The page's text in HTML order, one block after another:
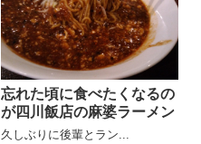
忘れた頃に食べたくなるの
が四川飯店の麻婆ラーメン
久しぶりに後輩とラン...